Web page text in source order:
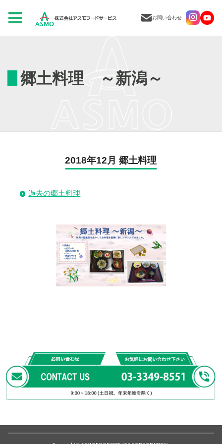
お問い合わせ
郷土料理 ～新潟～
2018年12月 郷土料理
過去の郷土料理